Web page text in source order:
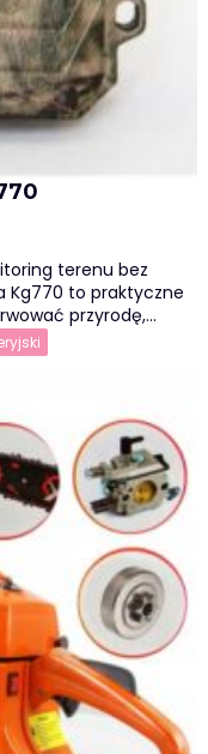
terenu bez
Kg770 to praktyczne
przyrodę,…